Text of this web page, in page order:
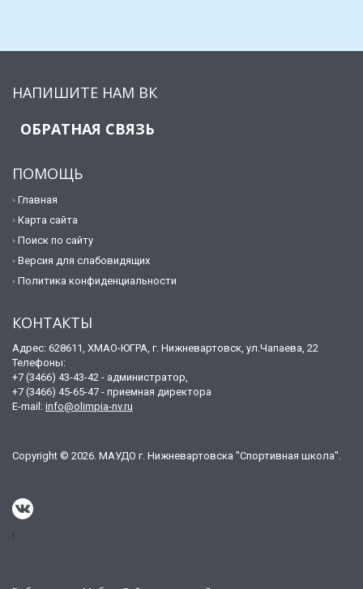
НАПИШИТЕ НАМ ВК
ОБРАТНАЯ СВЯЗЬ
ПОМОЩЬ
Главная
Карта сайта
Поиск по сайту
Версия для слабовидящих
Политика конфиденциальности
КОНТАКТЫ
Адрес: 628611, ХМАО-ЮГРА, г. Нижневартовск, ул.Чапаева, 22
Телефоны:
+7 (3466) 43-43-42 - администратор,
+7 (3466) 45-65-47 - приемная директора
E-mail: info@olimpia-nv.ru
Copyright © 2026. МАУДО г. Нижневартовска "Спортивная школа".
!